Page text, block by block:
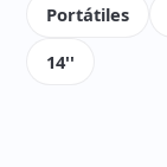
Portátiles
14''